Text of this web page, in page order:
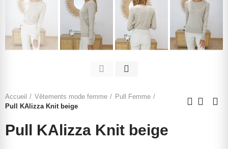
Accueil Vêtements mode femme
Pull Femme
Pull KAlizza Knit beige
Pull KAlizza Knit beige